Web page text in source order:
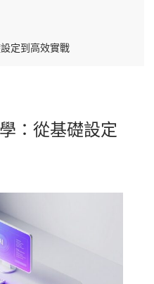
定到高效實戰
：從基礎設定